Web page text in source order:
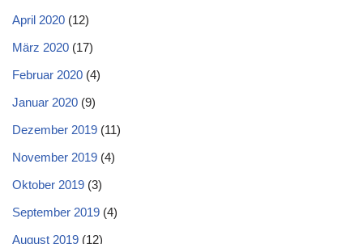
April 2020 (12)
März 2020 (17)
Februar 2020 (4)
Januar 2020 (9)
Dezember 2019 (11)
November 2019 (4)
Oktober 2019 (3)
September 2019 (4)
August 2019 (12)